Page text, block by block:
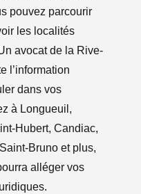
pouvez parcourir
les localités
avocat de la Rive-
l’information
dans vos
à Longueuil,
Hubert, Candiac,
Bruno et plus,
alléger vos